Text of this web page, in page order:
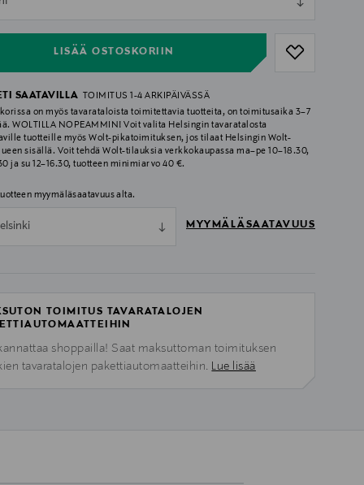
LISÄÄ OSTOSKORIIN
SAATAVILLA TOIMITUS 1-4 ARKIPÄIVÄSSÄ
on myös tavarataloista toimitettavia tuotteita, on toimitusaika 3–7
WOLTILLA NOPEAMMIN! Voit valita Helsingin tavaratalosta
tuotteille myös Wolt-pikatoimituksen, jos tilaat Helsingin Wolt-
sisällä. Voit tehdä Wolt-tilauksia verkkokaupassa ma–pe 10–18.30,
ja su 12–16.30, tuotteen minimiarvo 40 €.
myymäläsaatavuus alta.
MYYMÄLÄSAATAVUUS
TOIMITUS TAVARATALOJEN
shoppailla! Saat maksuttoman toimituksen
tavaratalojen pakettiautomaatteihin. Lue lisää